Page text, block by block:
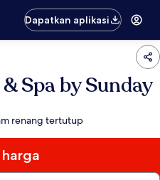
Dapatkan aplikasi
Spa by Sunday
renang tertutup